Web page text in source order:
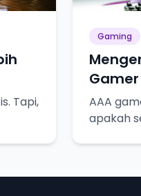
Tapi,
Gaming
AAA
apakah